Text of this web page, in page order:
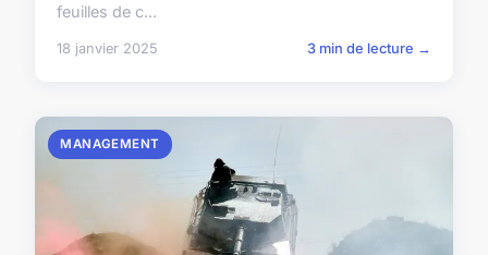
feuilles de c...
18 janvier 2025 3 min de lecture →
MANAGEMENT